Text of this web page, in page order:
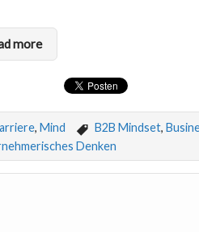
more
,Mind B2B Mindset,
Denken